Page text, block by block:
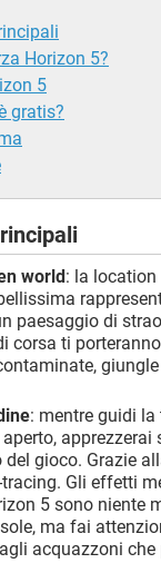
Horizon 5?
5
gratis?
world: la location
paesaggio di
corsa ti
: mentre guidi
apprezzerai
gioco. Grazie
Gli effetti
5 sono niente
ma fai
acquazzoni che